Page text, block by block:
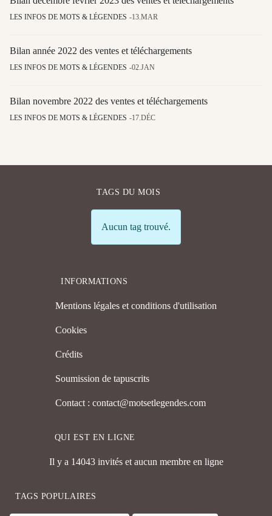
LES INFOS DE MOTS & LÉGENDES 13.MAR
Bilan année 2022 des ventes et téléchargements
LES INFOS DE MOTS & LÉGENDES 02.JAN
Bilan novembre 2022 des ventes et téléchargements
LES INFOS DE MOTS & LÉGENDES 17.DÉC
TAGS DU MOIS
Info
Aucun tag trouvé.
INFORMATIONS
Mentions légales et conditions d'utilisation
Cookies
Crédits
Soumission de tapuscrits
Contact : contact@motsetlegendes.com
QUI EST EN LIGNE
Il y a 14043 invités et aucun membre en ligne
TAGS POPULAIRES